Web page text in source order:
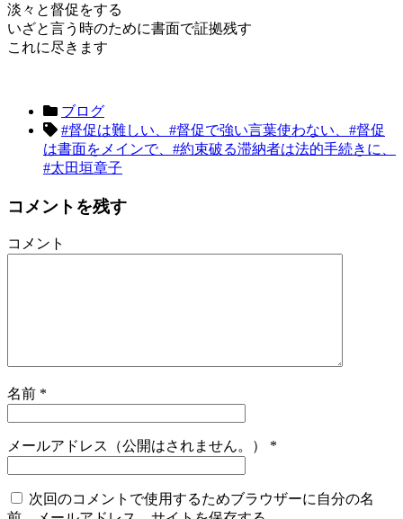
淡々と督促をする
いざと言う時のために書面で証拠残す
これに尽きます
ブログ
#督促は難しい、#督促で強い言葉使わない、#督促
は書面をメインで、#約束破る滞納者は法的手続きに、
#太田垣章子
コメントを残す
コメント
名前 *
メールアドレス（公開はされません。） *
次回のコメントで使用するためブラウザーに自分の名